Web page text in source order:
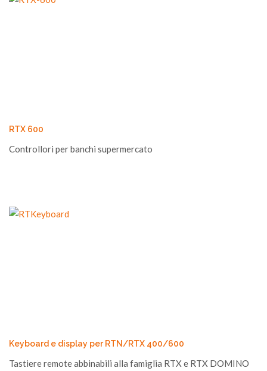
RTX 600
Controllori per banchi supermercato
Keyboard e display per RTN/RTX 400/600
Tastiere remote abbinabili alla famiglia RTX e RTX DOMINO